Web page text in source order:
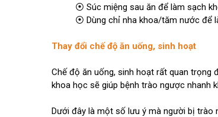
⦿ Súc miệng sau ăn để làm sạch
⦿ Dùng chỉ nha khoa/tăm nước để
Thay đổi chế độ ăn uống, sinh hoạt
Chế độ ăn uống, sinh hoạt rất quan trọng
khoa học sẽ giúp bệnh trào ngược nhanh
Dưới đây là một số lưu ý mà người bị trào